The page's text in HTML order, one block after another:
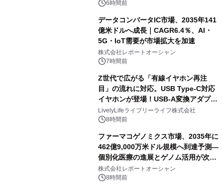
6時間前
データコンバータIC市場、2035年141
億米ドルへ成長｜CAGR6.4％、AI・
5G・IoT需要が市場拡大を加速
株式会社レポートオーシャン
7時間前
Z世代で広がる「有線イヤホン再注
目」の流れに対応。USB Type-C対応
イヤホンが登場！USB-A変換アダプタ
ー付きでスマホからパソコンまで幅広
く活用可能
LivelyLifeライブリーライフ株式会社
8時間前
ファーマコゲノミクス市場、2035年に
462億9,000万米ドル規模へ到達予測―
個別化医療の進展とゲノム活用が次世
代ヘルスケア投資を加速
株式会社レポートオーシャン
8時間前